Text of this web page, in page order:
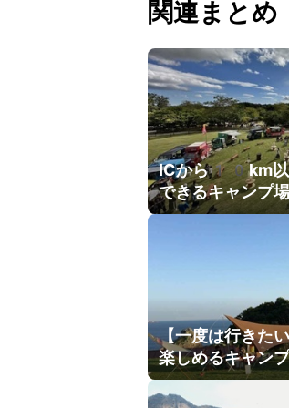
関連まとめ
ICから10km以
できるキャンプ
【一度は行きた
楽しめるキャン